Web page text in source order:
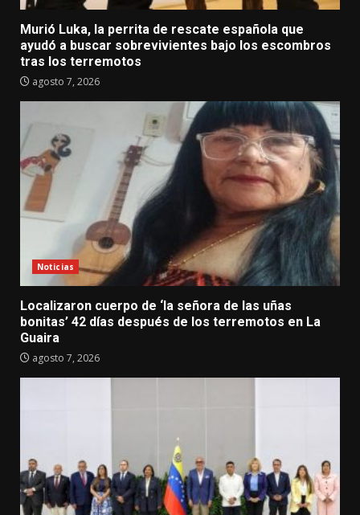
Murió Luka, la perrita de rescate española que
ayudó a buscar sobrevivientes bajo los escombros
tras los terremotos
agosto 7, 2026
Noticias
Localizaron cuerpo de ‘la señora de las uñas
bonitas’ 42 días después de los terremotos en La
Guaira
agosto 7, 2026